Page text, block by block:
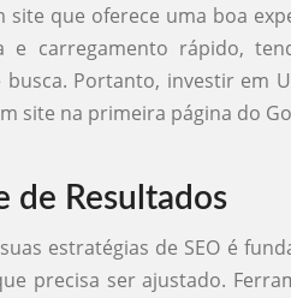
que oferece uma boa
e carregamento rápido,
Portanto, investir em
site na primeira página do
de Resultados
estratégias de SEO é
precisa ser ajustado.